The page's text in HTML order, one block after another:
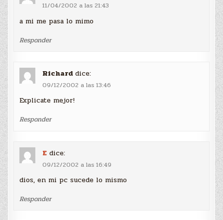
11/04/2002 a las 21:43
a mi me pasa lo mimo
Responder
Richard dice:
09/12/2002 a las 13:46
Explicate mejor!
Responder
E dice:
09/12/2002 a las 16:49
dios, en mi pc sucede lo mismo
Responder